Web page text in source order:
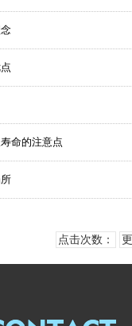
命的注意点
点击次数：